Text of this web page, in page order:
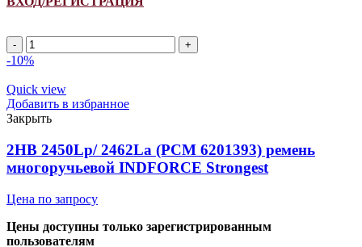
2HB
2160Lp/
ремень
многоручьевой
INDFORCE
Strongest
quantity
-10%
Quick view
Добавить в избранное
Закрыть
2HB 2450Lp/ 2462La (PCM 6201393) ремень
многоручьевой INDFORCE Strongest
Цена по запросу
Цены доступны только зарегистрированным
пользователям